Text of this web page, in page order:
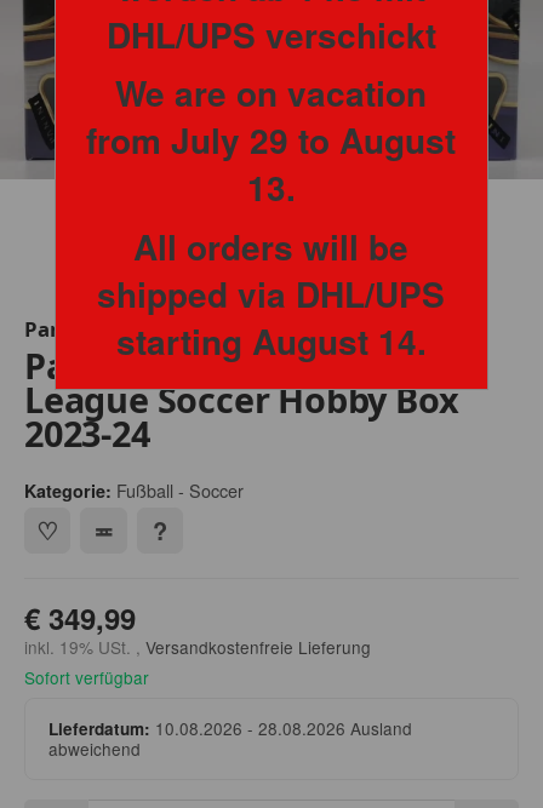
Panini
Panini Select EPL Premier
League Soccer Hobby Box
2023-24
Kategorie: Fußball - Soccer
€ 349,99
inkl. 19% USt. , Versandkostenfreie Lieferung
Sofort verfügbar
Lieferdatum: 10.08.2026 - 28.08.2026Ausland
abweichend
DHL/UPS verschickt
We are on vacation
from July 29 to August
13.
All orders will be
shipped via DHL/UPS
starting August 14.